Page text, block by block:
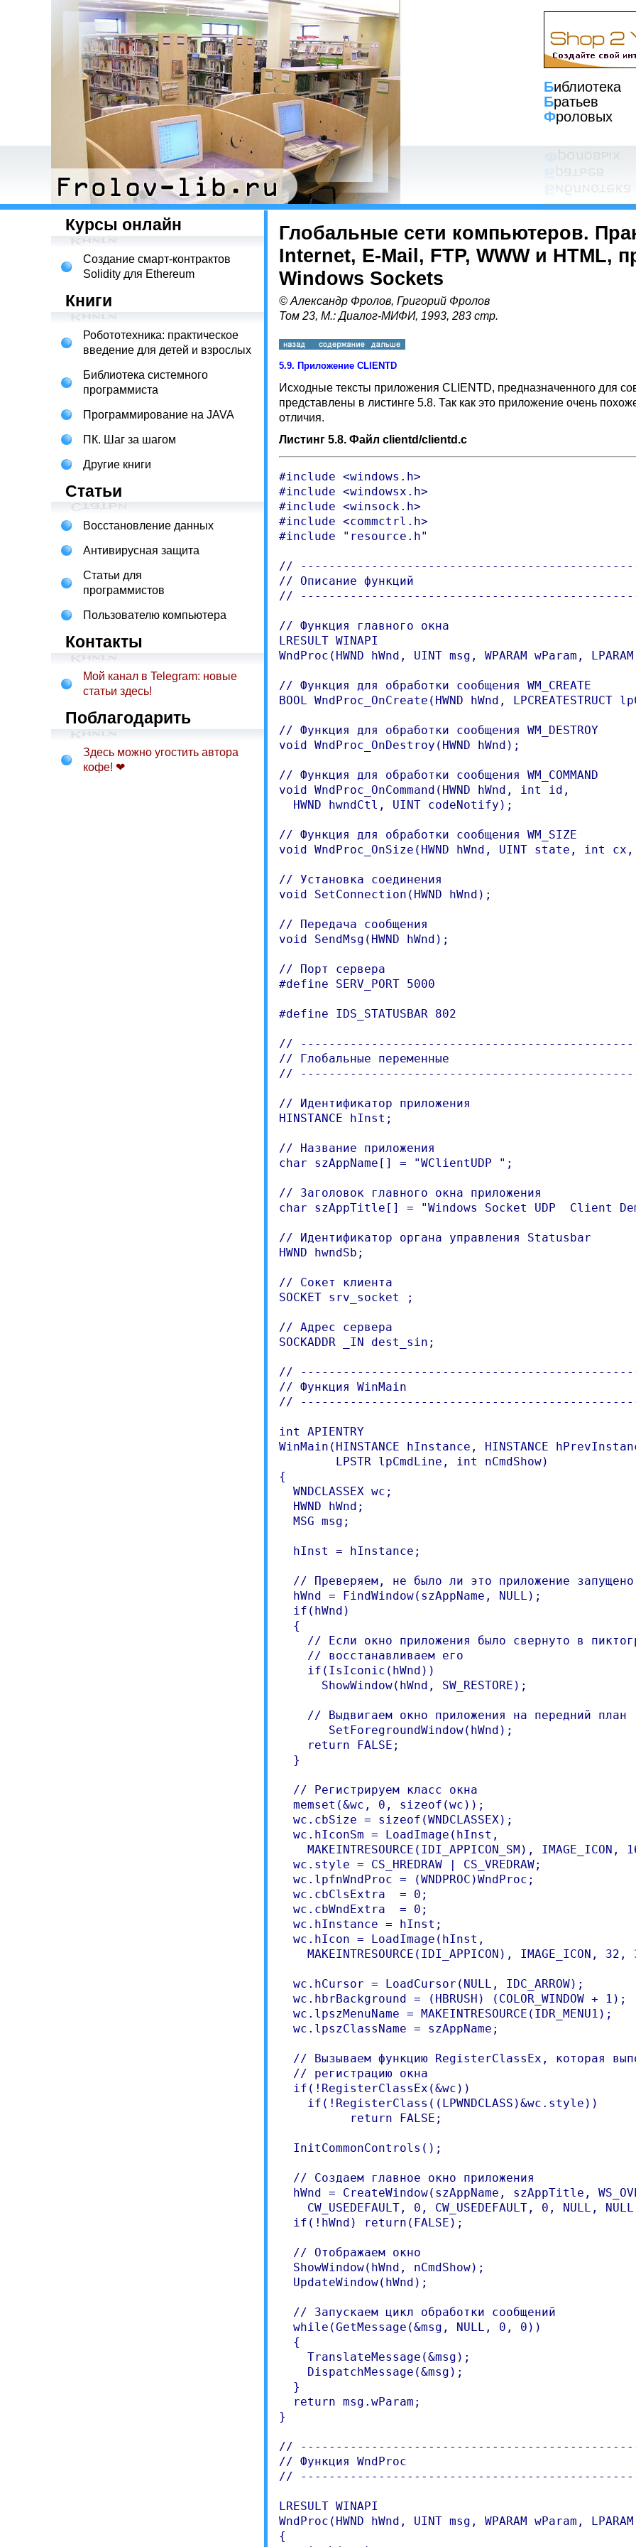
Библиотека
Братьев
Фроловых
Курсы онлайн
Создание смарт-контрактов
Solidity для Ethereum
Книги
Робототехника: практическое
введение для детей и взрослых
Библиотека системного
программиста
Программирование на JAVA
ПК. Шаг за шагом
Другие книги
Статьи
Восстановление данных
Антивирусная защита
Статьи для
программистов
Пользователю компьютера
Контакты
Мой канал в Telegram: новые
статьи здесь!
Поблагодарить
Здесь можно угостить автора
кофе! ❤
Глобальные сети компьютеров.
Internet, E-Mail, FTP, WWW и HTML,
Windows Sockets
© Александр Фролов, Григорий Фролов
Том 23, М.: Диалог-МИФИ, 1993, 283 стр.
5.9. Приложение CLIENTD
Исходные тексты приложения CLIENTD, предназначенного для
представлены в листинге 5.8. Так как это приложение очень
отличия.
Листинг 5.8. Файл clientd/clientd.c
#include <windows.h>
#include <windowsx.h>
#include <winsock.h>
#include <commctrl.h>
#include "resource.h"
//
// Описание функций
//
// Функция главного окна
LRESULT WINAPI
WndProc(HWND hWnd, UINT msg, WPARAM wParam,
// Функция для обработки сообщения WM_CREATE
BOOL WndProc_OnCreate(HWND hWnd,
// Функция для обработки сообщения WM_DESTROY
void WndProc_OnDestroy(HWND hWnd);
// Функция для обработки сообщения WM_COMMAND
void WndProc_OnCommand(HWND hWnd, int id,
  HWND hwndCtl, UINT codeNotify);
// Функция для обработки сообщения WM_SIZE
void WndProc_OnSize(HWND hWnd, UINT state, int
// Установка соединения
void SetConnection(HWND hWnd);
// Передача сообщения
void SendMsg(HWND hWnd);
// Порт сервера
#define SERV_PORT 5000
#define IDS_STATUSBAR 802
//
// Глобальные переменные
//
// Идентификатор приложения
HINSTANCE hInst;
// Название приложения
char szAppName[] = "WClientUDP ";
// Заголовок главного окна приложения
char szAppTitle[] = "Windows Socket UDP  Client
// Идентификатор органа управления Statusbar
HWND hwndSb;
// Сокет клиента
SOCKET srv_socket ;
// Адрес сервера
SOCKADDR _IN dest_sin;
//
// Функция WinMain
//
int APIENTRY
WinMain(HINSTANCE hInstance, HINSTANCE
        LPSTR lpCmdLine, int nCmdShow)
{
  WNDCLASSEX wc;
  HWND hWnd;
  MSG msg;
  hInst = hInstance;
// Преверяем, не было ли это приложение
  hWnd = FindWindow(szAppName, NULL);
  if(hWnd)
  {
// Если окно приложения было свернуто в
    // восстанавливаем его
    if(IsIconic(hWnd))
      ShowWindow(hWnd, SW_RESTORE);
    // Выдвигаем окно приложения на передний план
       SetForegroundWindow(hWnd);
    return FALSE;
  }
  // Регистрируем класс окна
  memset(&wc, 0, sizeof(wc));
  wc.cbSize = sizeof(WNDCLASSEX);
  wc.hIconSm = LoadImage(hInst,
MAKEINTRESOURCE(IDI_APPICON_SM), IMAGE_ICON,
  wc.style = CS_HREDRAW | CS_VREDRAW;
  wc.lpfnWndProc = (WNDPROC)WndProc;
  wc.cbClsExtra  = 0;
  wc.cbWndExtra  = 0;
  wc.hInstance = hInst;
  wc.hIcon = LoadImage(hInst,
MAKEINTRESOURCE(IDI_APPICON), IMAGE_ICON, 32,
  wc.hCursor = LoadCursor(NULL, IDC_ARROW);
  wc.hbrBackground = (HBRUSH) (COLOR_WINDOW + 1);
  wc.lpszMenuName = MAKEINTRESOURCE(IDR_MENU1);
  wc.lpszClassName = szAppName;
// Вызываем функцию RegisterClassEx, которая
  // регистрацию окна
  if(!RegisterClassEx(&wc))
    if(!RegisterClass((LPWNDCLASS)&wc.style))
  InitCommonControls();
  // Создаем главное окно приложения
hWnd = CreateWindow(szAppName, szAppTitle,
CW_USEDEFAULT, 0, CW_USEDEFAULT, 0, NULL,
  if(!hWnd) return(FALSE);
  // Отображаем окно
  ShowWindow(hWnd, nCmdShow);
  UpdateWindow(hWnd);
  // Запускаем цикл обработки сообщений
  while(GetMessage(&msg, NULL, 0, 0))
  {
    TranslateMessage(&msg);
    DispatchMessage(&msg);
  }
  return msg.wParam;
}
//
// Функция WndProc
//
LRESULT WINAPI
WndProc(HWND hWnd, UINT msg, WPARAM wParam,
{